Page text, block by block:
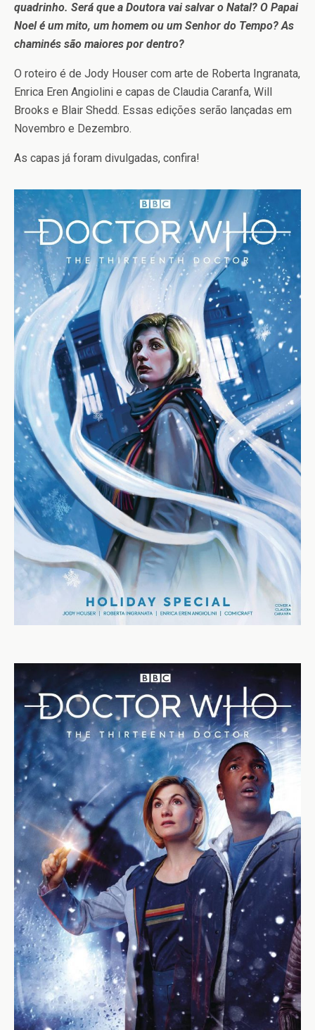
quadrinho. Será que a Doutora vai salvar o Natal? O Papai
Noel é um mito, um homem ou um Senhor do Tempo? As
chaminés são maiores por dentro?
O roteiro é de Jody Houser com arte de Roberta Ingranata,
Enrica Eren Angiolini e capas de Claudia Caranfa, Will
Brooks e Blair Shedd. Essas edições serão lançadas em
Novembro e Dezembro.
As capas já foram divulgadas, confira!